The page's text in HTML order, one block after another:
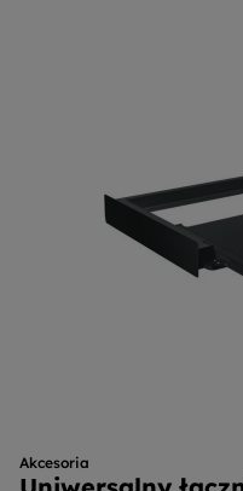
Akcesoria